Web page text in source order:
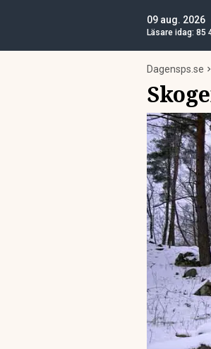
09 aug. 2026
Läsare idag: 85
Dagensps.se